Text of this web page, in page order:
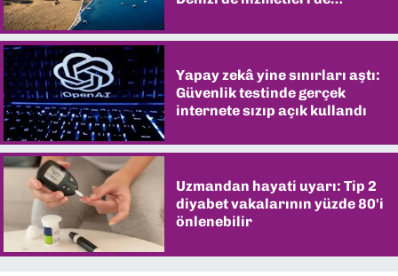
Yapay zekâ yine sınırları aştı:
Güvenlik testinde gerçek
internete sızıp açık kullandı
Uzmandan hayati uyarı: Tip 2
diyabet vakalarının yüzde 80'i
önlenebilir